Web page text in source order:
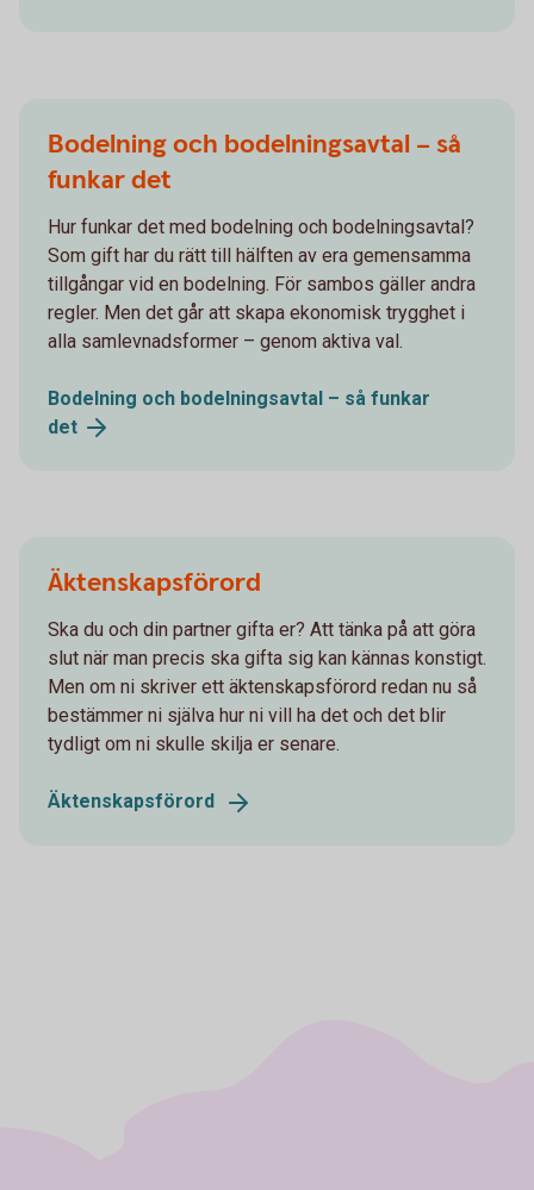
Bodelning och bodelningsavtal – så
funkar det
Hur funkar det med bodelning och bodelningsavtal?
Som gift har du rätt till hälften av era gemensamma
tillgångar vid en bodelning. För sambos gäller andra
regler. Men det går att skapa ekonomisk trygghet i
alla samlevnadsformer – genom aktiva val.
Bodelning och bodelningsavtal – så funkar
det
Äktenskapsförord
Ska du och din partner gifta er? Att tänka på att göra
slut när man precis ska gifta sig kan kännas konstigt.
Men om ni skriver ett äktenskapsförord redan nu så
bestämmer ni själva hur ni vill ha det och det blir
tydligt om ni skulle skilja er senare.
Äktenskapsförord